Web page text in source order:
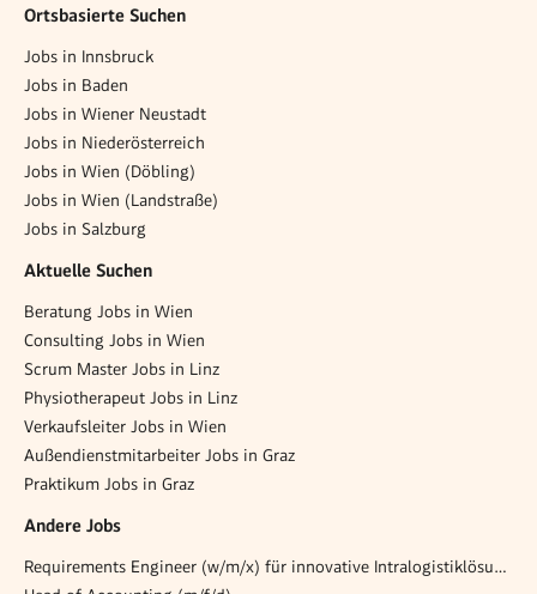
Ortsbasierte Suchen
Jobs in Innsbruck
Jobs in Baden
Jobs in Wiener Neustadt
Jobs in Niederösterreich
Jobs in Wien (Döbling)
Jobs in Wien (Landstraße)
Jobs in Salzburg
Aktuelle Suchen
Beratung Jobs in Wien
Consulting Jobs in Wien
Scrum Master Jobs in Linz
Physiotherapeut Jobs in Linz
Verkaufsleiter Jobs in Wien
Außendienstmitarbeiter Jobs in Graz
Praktikum Jobs in Graz
Andere Jobs
Requirements Engineer (w/m/x) für innovative Intralogistiklösungen